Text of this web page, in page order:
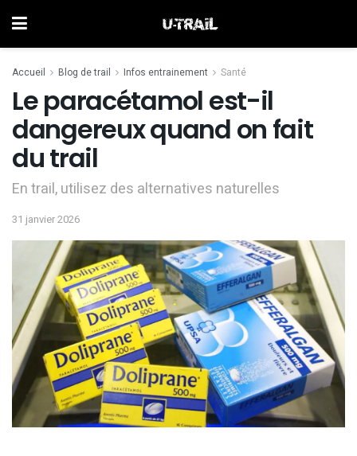
Accueil Blog de trail Infos entrainement Santé
Le paracétamol est-il
dangereux quand on fait
du trail
En trail, utilisez des alternatives naturelles
31 janvier 2026